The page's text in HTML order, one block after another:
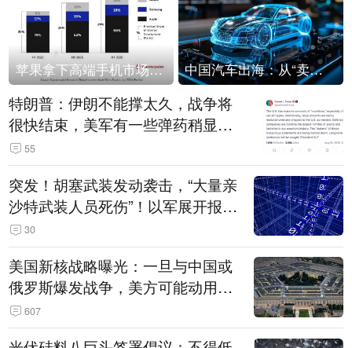
苹果拿下高端手机市场65%的份额：iPhone 17系列功不可没 中国汽车出海：从“卖出去”到“走进去”
特朗普：伊朗不能撑太久，战争将
很快结束，美军有一些弹药稍显紧
张！伊朗公布拟议的海峡管理文本
55
突发！胡塞武装发动袭击，“大量亲
沙特武装人员死伤”！以军展开报复
性空袭
30
美国新核战略曝光：一旦与中国或
俄罗斯爆发战争，美方可能动用战
术核武器
607